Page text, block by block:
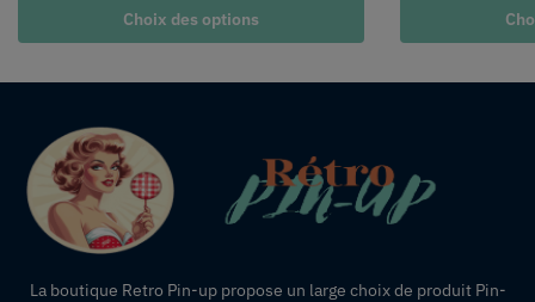
Choix des options
La boutique Retro Pin-up propose un large choix de produit Pin-